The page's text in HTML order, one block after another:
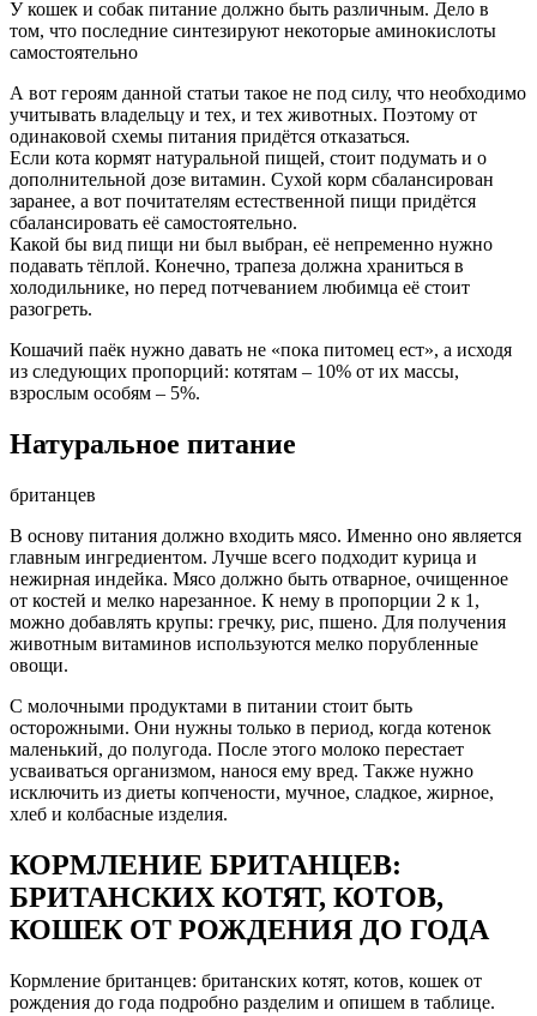
У кошек и собак питание должно быть различным. Дело в
том, что последние синтезируют некоторые аминокислоты
самостоятельно
А вот героям данной статьи такое не под силу, что необходимо
учитывать владельцу и тех, и тех животных. Поэтому от
одинаковой схемы питания придётся отказаться.
Если кота кормят натуральной пищей, стоит подумать и о
дополнительной дозе витамин. Сухой корм сбалансирован
заранее, а вот почитателям естественной пищи придётся
сбалансировать её самостоятельно.
Какой бы вид пищи ни был выбран, её непременно нужно
подавать тёплой. Конечно, трапеза должна храниться в
холодильнике, но перед потчеванием любимца её стоит
разогреть.
Кошачий паёк нужно давать не «пока питомец ест», а исходя
из следующих пропорций: котятам – 10% от их массы,
взрослым особям – 5%.
Натуральное питание
британцев
В основу питания должно входить мясо. Именно оно является
главным ингредиентом. Лучше всего подходит курица и
нежирная индейка. Мясо должно быть отварное, очищенное
от костей и мелко нарезанное. К нему в пропорции 2 к 1,
можно добавлять крупы: гречку, рис, пшено. Для получения
животным витаминов используются мелко порубленные
овощи.
С молочными продуктами в питании стоит быть
осторожными. Они нужны только в период, когда котенок
маленький, до полугода. После этого молоко перестает
усваиваться организмом, нанося ему вред. Также нужно
исключить из диеты копчености, мучное, сладкое, жирное,
хлеб и колбасные изделия.
КОРМЛЕНИЕ БРИТАНЦЕВ:
БРИТАНСКИХ КОТЯТ, КОТОВ,
КОШЕК ОТ РОЖДЕНИЯ ДО ГОДА
Кормление британцев: британских котят, котов, кошек от
рождения до года подробно разделим и опишем в таблице.